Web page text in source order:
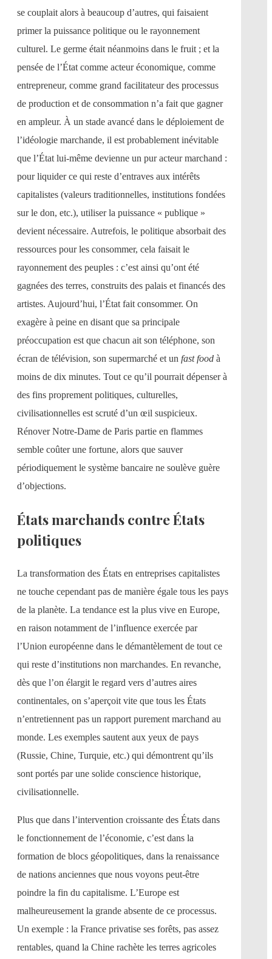
se couplait alors à beaucoup d’autres, qui faisaient
primer la puissance politique ou le rayonnement
culturel. Le germe était néanmoins dans le fruit ; et la
pensée de l’État comme acteur économique, comme
entrepreneur, comme grand facilitateur des processus
de production et de consommation n’a fait que gagner
en ampleur. À un stade avancé dans le déploiement de
l’idéologie marchande, il est probablement inévitable
que l’État lui-même devienne un pur acteur marchand :
pour liquider ce qui reste d’entraves aux intérêts
capitalistes (valeurs traditionnelles, institutions fondées
sur le don, etc.), utiliser la puissance « publique »
devient nécessaire. Autrefois, le politique absorbait des
ressources pour les consommer, cela faisait le
rayonnement des peuples : c’est ainsi qu’ont été
gagnées des terres, construits des palais et financés des
artistes. Aujourd’hui, l’État fait consommer. On
exagère à peine en disant que sa principale
préoccupation est que chacun ait son téléphone, son
écran de télévision, son supermarché et un fast food à
moins de dix minutes. Tout ce qu’il pourrait dépenser à
des fins proprement politiques, culturelles,
civilisationnelles est scruté d’un œil suspicieux.
Rénover Notre-Dame de Paris partie en flammes
semble coûter une fortune, alors que sauver
périodiquement le système bancaire ne soulève guère
d’objections.
États marchands contre États
politiques
La transformation des États en entreprises capitalistes
ne touche cependant pas de manière égale tous les pays
de la planète. La tendance est la plus vive en Europe,
en raison notamment de l’influence exercée par
l’Union européenne dans le démantèlement de tout ce
qui reste d’institutions non marchandes. En revanche,
dès que l’on élargit le regard vers d’autres aires
continentales, on s’aperçoit vite que tous les États
n’entretiennent pas un rapport purement marchand au
monde. Les exemples sautent aux yeux de pays
(Russie, Chine, Turquie, etc.) qui démontrent qu’ils
sont portés par une solide conscience historique,
civilisationnelle.
Plus que dans l’intervention croissante des États dans
le fonctionnement de l’économie, c’est dans la
formation de blocs géopolitiques, dans la renaissance
de nations anciennes que nous voyons peut-être
poindre la fin du capitalisme. L’Europe est
malheureusement la grande absente de ce processus.
Un exemple : la France privatise ses forêts, pas assez
rentables, quand la Chine rachète les terres agricoles